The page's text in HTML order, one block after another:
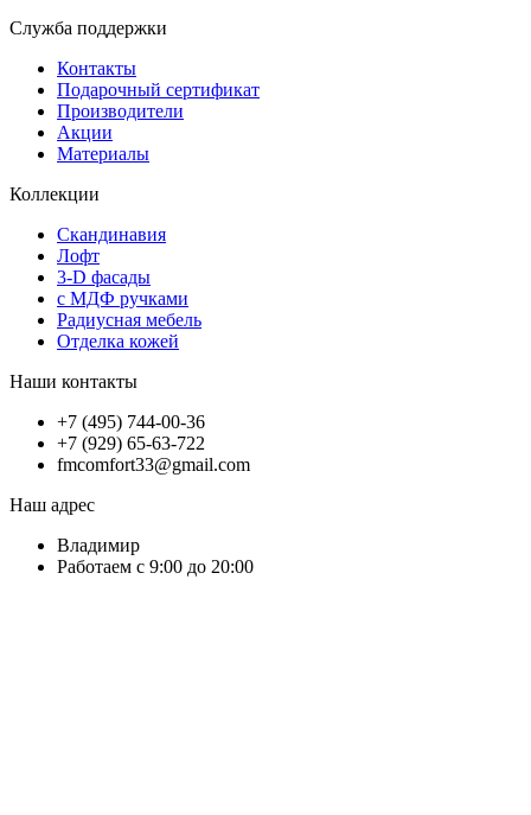
Служба поддержки
Контакты
Подарочный сертификат
Производители
Акции
Материалы
Коллекции
Скандинавия
Лофт
3-D фасады
с МДФ ручками
Радиусная мебель
Отделка кожей
Наши контакты
+7 (495) 744-00-36
+7 (929) 65-63-722
fmcomfort33@gmail.com
Наш адрес
Владимир
Работаем с 9:00 до 20:00